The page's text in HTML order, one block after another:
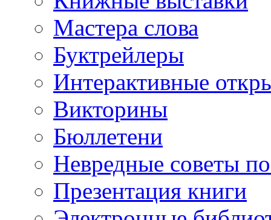
Мастера слова
Буктрейлеры
Интерактивные
Викторины
Бюллетени
Невредные советы
Презентация книги